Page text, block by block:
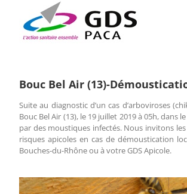
contenu
Bouc Bel Air (13)-
Suite au diagnostic d’un cas d’arboviroses
Bouc Bel Air (13), le 19 juillet 2019 à 05h,
par des moustiques infectés. Nous invitons
risques apicoles en cas de démoustication
Bouches-du-Rhône ou à votre GDS Apicole.